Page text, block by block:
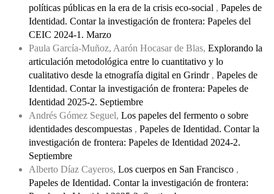
políticas públicas en la era de la crisis eco-social , Papeles de
Identidad. Contar la investigación de frontera: Papeles del
CEIC 2024-1. Marzo
Paula García-Muñoz, Aarón Hocasar de Blas, Explorando la
articulación metodológica entre lo cuantitativo y lo
cualitativo desde la etnografía digital en Grindr , Papeles de
Identidad. Contar la investigación de frontera: Papeles de
Identidad 2025-2. Septiembre
Andrés Gómez Seguel, Los papeles del fermento o sobre
identidades descompuestas , Papeles de Identidad. Contar la
investigación de frontera: Papeles de Identidad 2024-2.
Septiembre
Alberto Díaz Cayeros, Los cuerpos en San Francisco ,
Papeles de Identidad. Contar la investigación de frontera: